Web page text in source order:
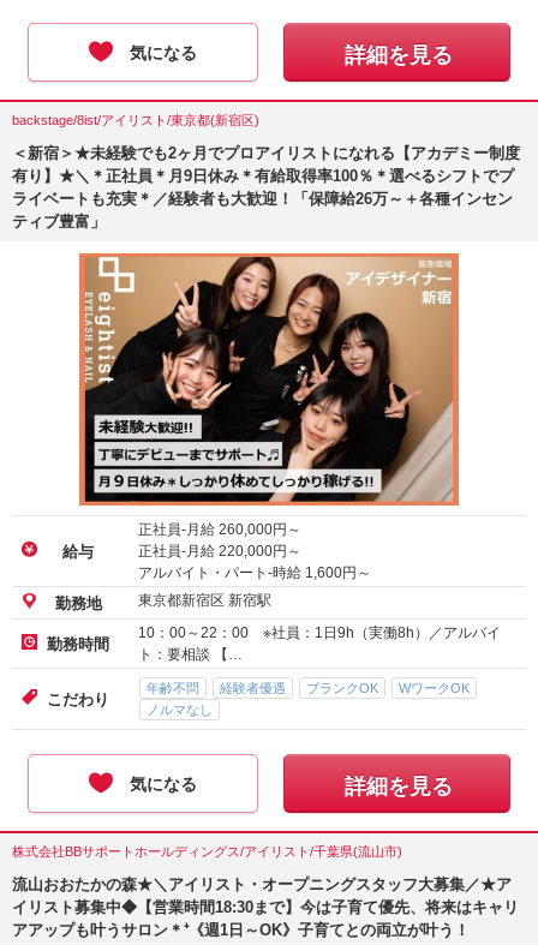
気になる 詳細を見る
backstage/8ist/アイリスト/東京都(新宿区)
＜新宿＞★未経験でも2ヶ月でプロアイリストになれる【アカデミー制度
有り】★＼＊正社員＊月9日休み＊有給取得率100％＊選べるシフトでプ
ライベートも充実＊／経験者も大歓迎！「保障給26万～＋各種インセン
ティブ豊富」
給与
正社員-月給 260,000円～
正社員-月給 220,000円～
アルバイト・パート-時給 1,600円～
勤務地 東京都新宿区 新宿駅
勤務時間
10：00～22：00 ※社員：1日9h（実働8h）／アルバイ
ト：要相談 【…
こだわり
年齢不問 経験者優遇 ブランクOK
WワークOK
ノルマなし
気になる 詳細を見る
株式会社BBサポートホールディングス/アイリスト/千葉県(流山市)
流山おおたかの森★＼アイリスト・オープニングスタッフ大募集／★ア
イリスト募集中◆【営業時間18:30まで】今は子育て優先、将来はキャリ
アアップも叶うサロン＊⁺《週1日～OK》子育てとの両立が叶う！